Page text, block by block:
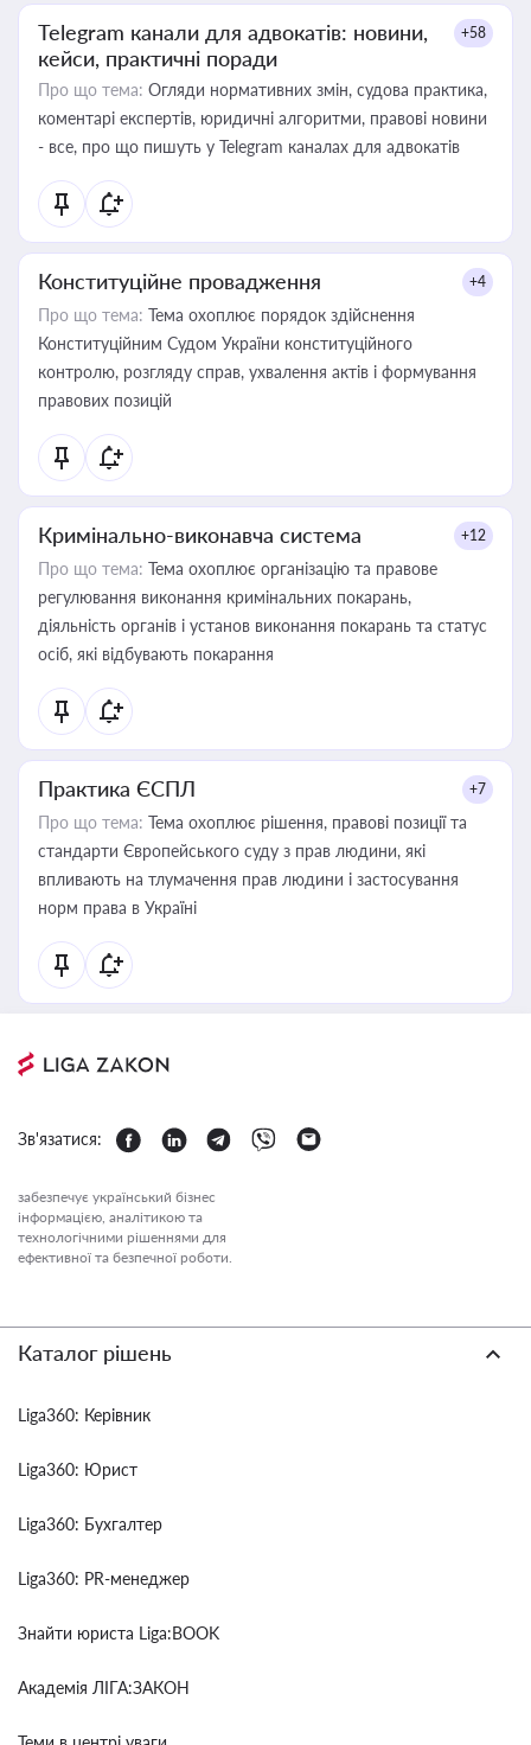
Telegram канали для адвокатів: новини,
кейси, практичні поради
+58
Про що тема: Огляди нормативних змін, судова практика,
коментарі експертів, юридичні алгоритми, правові новини
- все, про що пишуть у Telegram каналах для адвокатів
Конституційне провадження +4
Про що тема: Тема охоплює порядок здійснення
Конституційним Судом України конституційного
контролю, розгляду справ, ухвалення актів і формування
правових позицій
Кримінально-виконавча система +12
Про що тема: Тема охоплює організацію та правове
регулювання виконання кримінальних покарань,
діяльність органів і установ виконання покарань та статус
осіб, які відбувають покарання
Практика ЄСПЛ +7
Про що тема: Тема охоплює рішення, правові позиції та
стандарти Європейського суду з прав людини, які
впливають на тлумачення прав людини і застосування
норм права в Україні
Зв'язатися:
забезпечує український бізнес
інформацією, аналітикою та
технологічними рішеннями для
ефективної та безпечної роботи.
Каталог рішень
Liga360: Керівник
Liga360: Юрист
Liga360: Бухгалтер
Liga360: PR-менеджер
Знайти юриста Liga:BOOK
Академія ЛІГА:ЗАКОН